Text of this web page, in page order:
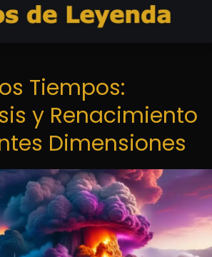
Tiempos:
y Renacimiento
Dimensiones